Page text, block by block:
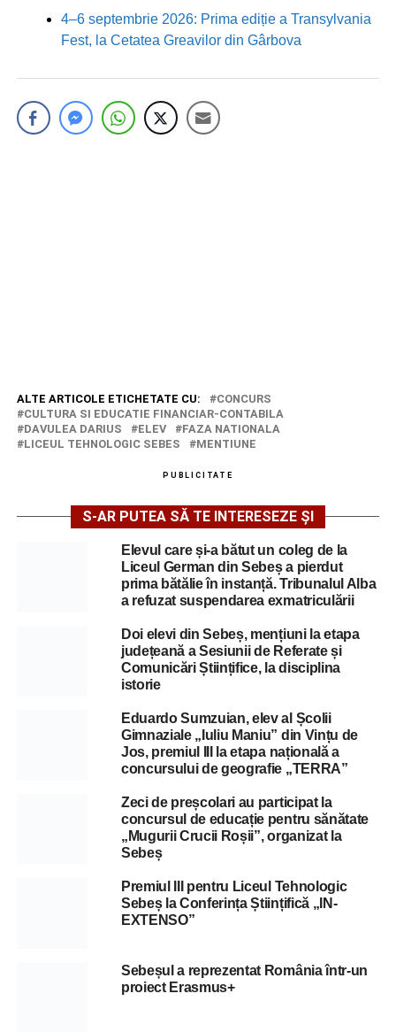
4–6 septembrie 2026: Prima ediție a Transylvania
Fest, la Cetatea Greavilor din Gârbova
ALTE ARTICOLE ETICHETATE CU:
CONCURS
CULTURA SI EDUCATIE FINANCIAR-CONTABILA
DAVULEA DARIUS
ELEV
FAZA NATIONALA
LICEUL TEHNOLOGIC SEBES
MENTIUNE
PUBLICITATE
S-AR PUTEA SĂ TE INTERESEZE ȘI
Elevul care și-a bătut un coleg de la
Liceul German din Sebeș a pierdut
prima bătălie în instanță. Tribunalul Alba
a refuzat suspendarea exmatriculării
Doi elevi din Sebeș, mențiuni la etapa
județeană a Sesiunii de Referate și
Comunicări Științifice, la disciplina
istorie
Eduardo Sumzuian, elev al Școlii
Gimnaziale „Iuliu Maniu” din Vințu de
Jos, premiul III la etapa națională a
concursului de geografie „TERRA”
Zeci de preșcolari au participat la
concursul de educație pentru sănătate
„Mugurii Crucii Roșii”, organizat la
Sebeș
Premiul III pentru Liceul Tehnologic
Sebeș la Conferința Științifică „IN-
EXTENSO”
Sebeșul a reprezentat România într-un
proiect Erasmus+